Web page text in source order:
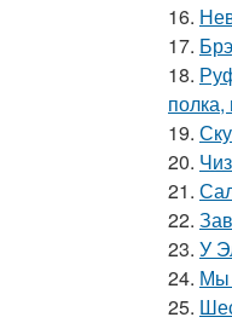
16.
17.
18.
19.
20.
21.
22.
23. У
24. Мы
25.